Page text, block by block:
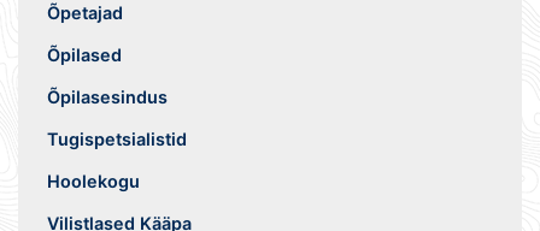
Õpetajad
Õpilased
Õpilasesindus
Tugispetsialistid
Hoolekogu
Vilistlased Kääpa